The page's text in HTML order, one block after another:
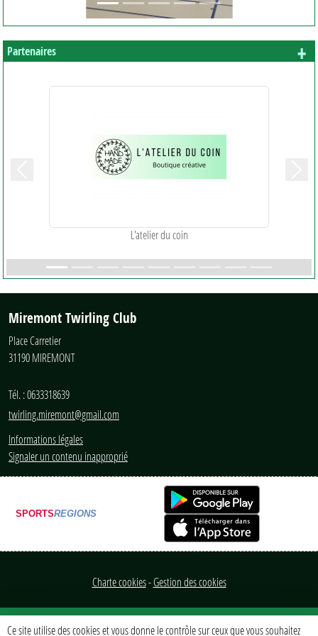
Partenaires
L'atelier du coin
+
Miremont Twirling Club
Place Carretier
31190MIREMONT
Tél. :0633318639
twirling.miremont@gmail.com
Informations légales
Signaler un contenu inapproprié
SPORTSREGIONS
Charte cookies Gestion des cookies
Ce site utilise des cookies et vous donne le contrôle sur ceux que vous souhaitez